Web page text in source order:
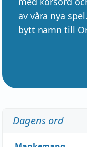
av våra nya
bytt namn till
Dagens ord